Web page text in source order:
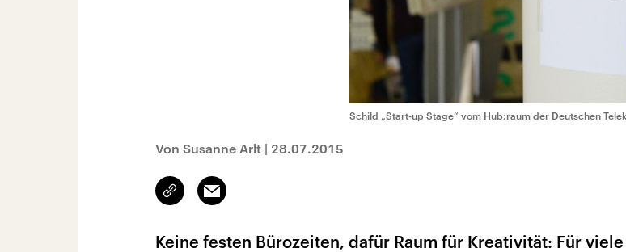
Schild „Start-up Stage“ vom Hub:raum der Deutschen
Von Susanne Arlt | 28.07.2015
Link
kopieren/teilen
Email
Keine festen Bürozeiten, dafür Raum für Kreativität: Für